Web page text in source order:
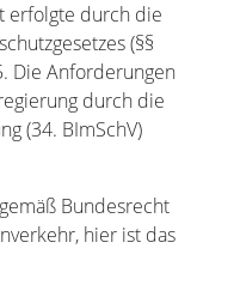
erfolgte durch die
(§§
Die Anforderungen
durch die
(34. BImSchV)
Bundesrecht
hier ist das